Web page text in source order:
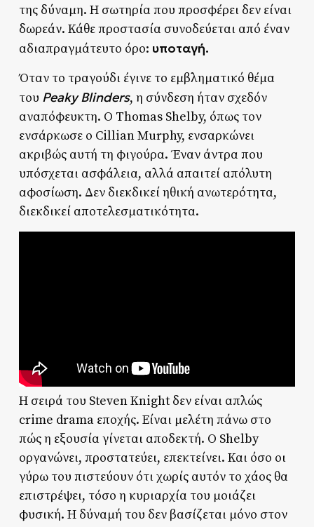
της δύναμη. Η σωτηρία που προσφέρει δεν είναι
δωρεάν. Κάθε προστασία συνοδεύεται από έναν
αδιαπραγμάτευτο όρο: υποταγή.
Όταν το τραγούδι έγινε το εμβληματικό θέμα
του Peaky Blinders, η σύνδεση ήταν σχεδόν
αναπόφευκτη. Ο Thomas Shelby, όπως τον
ενσάρκωσε ο Cillian Murphy, ενσαρκώνει
ακριβώς αυτή τη φιγούρα. Έναν άντρα που
υπόσχεται ασφάλεια, αλλά απαιτεί απόλυτη
αφοσίωση. Δεν διεκδικεί ηθική ανωτερότητα,
διεκδικεί αποτελεσματικότητα.
Η σειρά του Steven Knight δεν είναι απλώς
crime drama εποχής. Είναι μελέτη πάνω στο
πώς η εξουσία γίνεται αποδεκτή. Ο Shelby
οργανώνει, προστατεύει, επεκτείνει. Και όσο οι
γύρω του πιστεύουν ότι χωρίς αυτόν το χάος θα
επιστρέψει, τόσο η κυριαρχία του μοιάζει
φυσική. Η δύναμή του δεν βασίζεται μόνο στον